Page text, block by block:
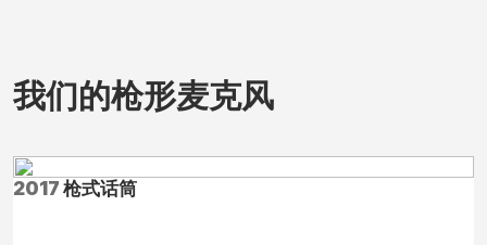
我们的枪形麦克风
2017枪式话筒